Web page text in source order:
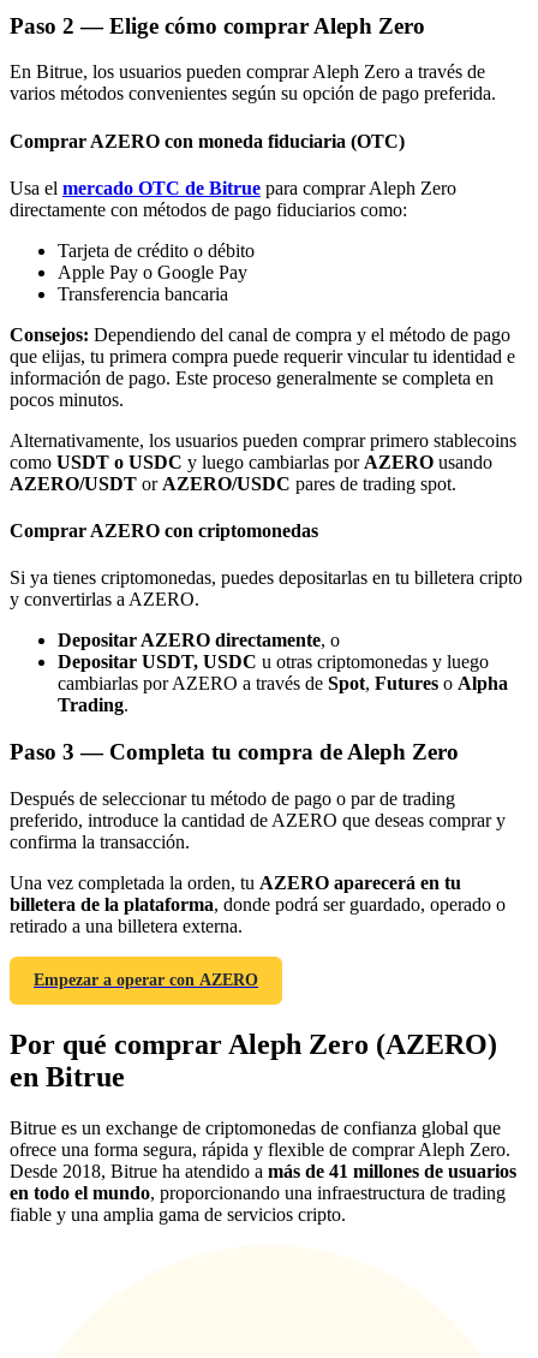
Bitrue Partners
Afiliados de Bitrue
¡Hasta un 65% de comisiones!
Invita a un amigo para recibir recompensas en efectivo
Deposit CASHCAT & Win
Deposit CASHCAT & Win
Share 500000 CASHCAT prize pool
Exclusive for BitMart Users
Register & Trade to Win 500,000 USDT
Paso 2 — Elige cómo comprar Aleph Zero
En Bitrue, los usuarios pueden comprar Aleph Zero a través de
varios métodos convenientes según su opción de pago preferida.
Comprar AZERO con moneda fiduciaria (OTC)
Usa el mercado OTC de Bitrue para comprar Aleph Zero
directamente con métodos de pago fiduciarios como:
Tarjeta de crédito o débito
Apple Pay o Google Pay
Transferencia bancaria
Consejos: Dependiendo del canal de compra y el método de pago
que elijas, tu primera compra puede requerir vincular tu identidad e
información de pago. Este proceso generalmente se completa en
pocos minutos.
Alternativamente, los usuarios pueden comprar primero stablecoins
como USDT o USDC y luego cambiarlas por AZERO usando
AZERO/USDT or AZERO/USDC pares de trading spot.
Comprar AZERO con criptomonedas
Si ya tienes criptomonedas, puedes depositarlas en tu billetera cripto
y convertirlas a AZERO.
Depositar AZERO directamente, o
Depositar USDT, USDC u otras criptomonedas y luego
cambiarlas por AZERO a través de Spot, Futures o Alpha
Trading.
Paso 3 — Completa tu compra de Aleph Zero
Después de seleccionar tu método de pago o par de trading
preferido, introduce la cantidad de AZERO que deseas comprar y
confirma la transacción.
Una vez completada la orden, tu AZERO aparecerá en tu
billetera de la plataforma, donde podrá ser guardado, operado o
retirado a una billetera externa.
Empezar a operar con AZERO
Por qué comprar Aleph Zero (AZERO)
en Bitrue
Bitrue es un exchange de criptomonedas de confianza global que
ofrece una forma segura, rápida y flexible de comprar Aleph Zero.
Desde 2018, Bitrue ha atendido a más de 41 millones de usuarios
en todo el mundo, proporcionando una infraestructura de trading
fiable y una amplia gama de servicios cripto.